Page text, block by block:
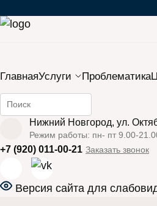
ГлавнаяУслуги Проблематика
Нижний Новгород, ул.
Режим работы: пн- пт 9.00-
+7 (920) 011-00-21 Заказать звонок
Версия сайта для
Главная› ›